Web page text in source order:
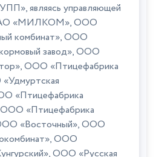
являясь управляющей
АО «МИЛКОМ», ООО
комбинат», ООО
завод», ООО
ООО «Птицефабрика
«Птицефабрика
ООО «Птицефабрика
«Восточный», ООО
ООО
ООО «Русская